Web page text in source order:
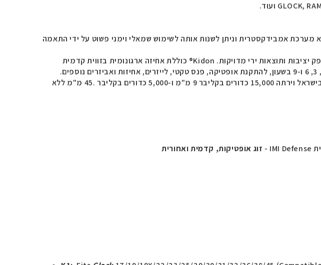
GLOCK, ועוד.
מערכת אמבידקסטרית וניתן לשנות אותה לשימוש שמאלי וימני פשוט על ידי התאמה
יציבות ותוצאות ירי מדויקות. Kidon® כוללת אחיזה ארגונומית בזווית קדמית
® נבדקה בישראל וירתה 15,000 כדורים בקליבר 9 מ"מ ו-5,000 כדורים בקליבר .45 מ"מ ללא
IMI Defense
- זוג אופטיקות, קדמית ואחורית